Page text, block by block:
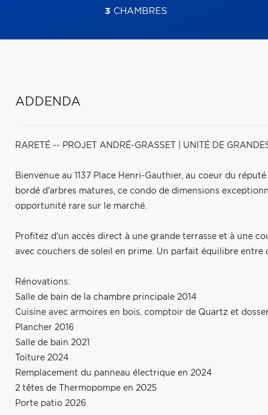
3CHAMBRES
ADDENDA
RARETÉ -- PROJET ANDRÉ-GRASSET | UNITÉ DE
Bienvenue au 1137 Place Henri-Gauthier, au coeur du
bordé d'arbres matures, ce condo de dimensions
opportunité rare sur le marché.
Profitez d'un accès direct à une grande terrasse et à une
avec couchers de soleil en prime. Un parfait équilibre
Rénovations:
Salle de bain de la chambre principale 2014
Cuisine avec armoires en bois, comptoir de Quartz et
Plancher 2016
Salle de bain 2021
Toiture 2024
Remplacement du panneau électrique en 2024
2 têtes de Thermopompe en 2025
Porte patio 2026